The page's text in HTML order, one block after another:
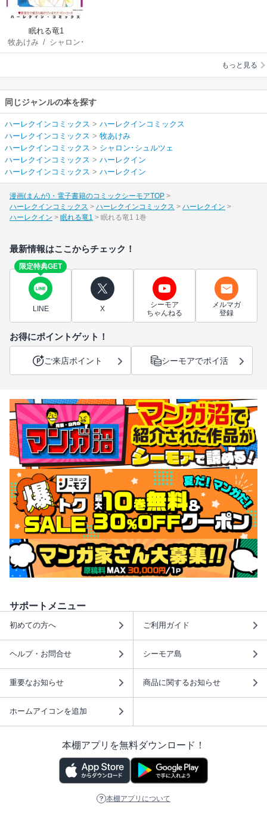
眠れる竜1
牧あけみ / シャロン･
シュルツェ
もっと見る
同じジャンルの本を探す
ハーレクインコミックス > ハーレクインコミックス
ハーレクインコミックス > 牧あけみ
ハーレクインコミックス > シャロン･シュルツェ
ハーレクインコミックス > ハーレクイン
ハーレクインコミックス > ハーレクイン
漫画(まんが)・電子書籍のコミックシーモアTOP
ハーレクインコミックス
ハーレクインコミックス
ハーレクイン
ハーレクイン
眠れる竜1 眠れる竜1 1巻
最新情報はここからチェック！
限定特典GET
LINE X
シーモア
ちゃんねる
メルマガ
登録
お得にポイントゲット！
ご来店ポイント シーモアでポイ活
サポートメニュー
初めての方へ ご利用ガイド
ヘルプ・お問合せ シーモア島
重要なお知らせ 商品に関するお知らせ
ホームアイコンを追加
本棚アプリを無料ダウンロード！
本棚アプリについて